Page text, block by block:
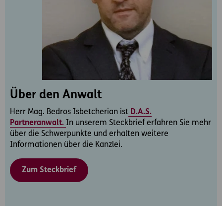
Über den Anwalt
Herr Mag. Bedros Isbetcherian ist D.A.S.
Partneranwalt. In unserem Steckbrief erfahren Sie mehr
über die Schwerpunkte und erhalten weitere
Informationen über die Kanzlei.
Zum Steckbrief